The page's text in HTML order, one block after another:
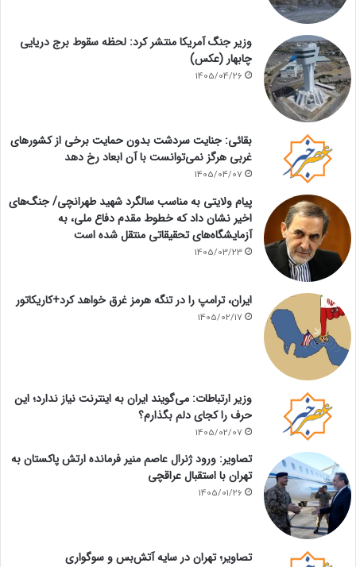
وزیر جنگ آمریکا منتشر کرد: لحظه سقوط برج دریایی
چابهار (عکس)
1405/04/26
بقائی: جنایت سردشت بدون حمایت برخی از کشورهای
غربی هرگز نمی‌توانست با آن ابعاد رخ دهد
1405/04/07
پیام ولایتی به مناسب سالگرد شهید طهرانچی/ جنگ‌های
اخیر نشان داد که خطوط مقدم دفاع ملی، به
آزمایشگاه‌های تحقیقاتی منتقل شده است
1405/03/23
ایران، ترامپ را در تنگه هرمز غرق خواهد کرد+کاریکاتور
1405/02/17
وزیر ارتباطات: می‌گویند ایران به اینترنت نیاز ندارد؛ این
حرف را کجای دلم بگذارم؟
1405/02/07
تصاویر: ورود ژنرال عاصم منیر فرمانده ارتش پاکستان به
تهران با استقبال عراقچی
1405/01/26
تصاویر؛ تهران در سایه آتش‌بس و سوگواری